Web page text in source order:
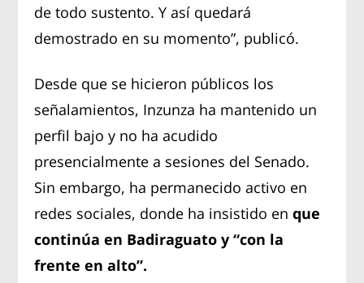
de todo sustento. Y así quedará
demostrado en su momento”, publicó.
Desde que se hicieron públicos los
señalamientos, Inzunza ha mantenido un
perfil bajo y no ha acudido
presencialmente a sesiones del Senado.
Sin embargo, ha permanecido activo en
redes sociales, donde ha insistido enque
continúa en Badiraguato y “con la
frente en alto”.